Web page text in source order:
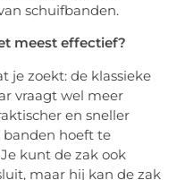
schuifbanden.
meest effectief?
je zoekt: de klassieke
vraagt ​​wel meer
en sneller
hoeft te
kunt de zak ook
maar hij kan de zak